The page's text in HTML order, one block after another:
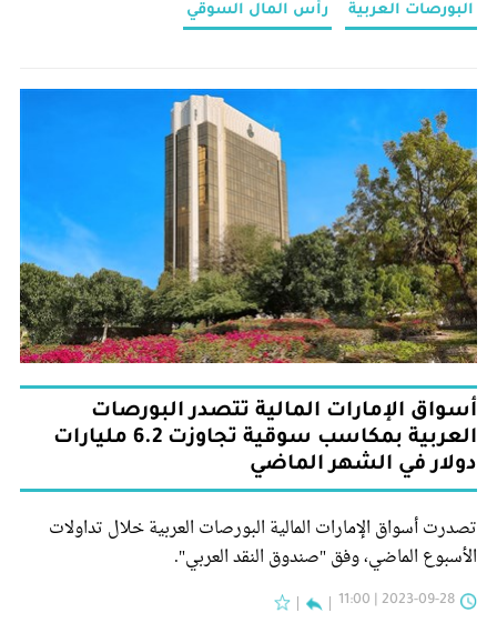
البورصات العربية رأس المال السوقي
أسواق الإمارات المالية تتصدر البورصات
العربية بمكاسب سوقية تجاوزت 6.2 مليارات
دولار في الشهر الماضي
تصدرت أسواق الإمارات المالية البورصات العربية خلال تداولات
الأسبوع الماضي، وفق "صندوق النقد العربي".
2023-09-28 | 11:00